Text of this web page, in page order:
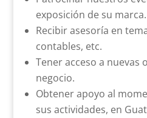
exposición de su marca.
Recibir asesoría en
contables, etc.
Tener acceso a nuevas
negocio.
Obtener apoyo al
sus actividades, en